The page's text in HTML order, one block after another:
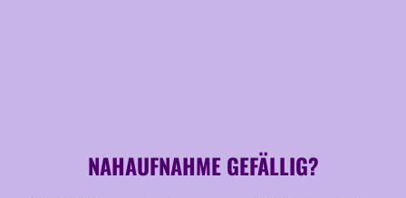
NAHAUFNAHME GEFÄLLIG?